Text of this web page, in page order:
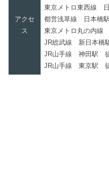
アクセ
ス
東京メトロ東西線
都営浅草線 日本橋
東京メトロ丸の内
JR総武線 新日本橋
JR山手線 神田駅
JR山手線 東京駅